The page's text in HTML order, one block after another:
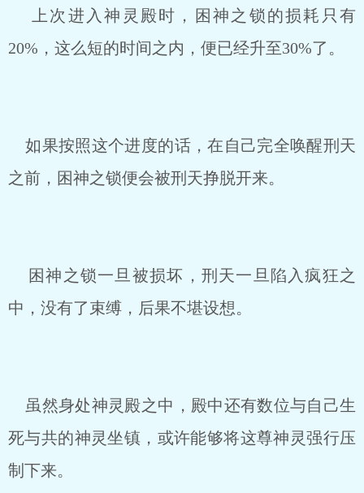
上次进入神灵殿时，困神之锁的损耗只有
20%，这么短的时间之内，便已经升至30%了。
如果按照这个进度的话，在自己完全唤醒刑天
之前，困神之锁便会被刑天挣脱开来。
困神之锁一旦被损坏，刑天一旦陷入疯狂之
中，没有了束缚，后果不堪设想。
虽然身处神灵殿之中，殿中还有数位与自己生
死与共的神灵坐镇，或许能够将这尊神灵强行压
制下来。